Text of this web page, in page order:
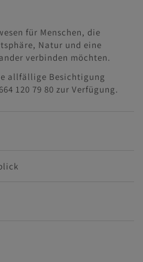
für Menschen, die
Natur und eine
verbinden möchten.
allfällige Besichtigung
120 79 80 zur Verfügung.